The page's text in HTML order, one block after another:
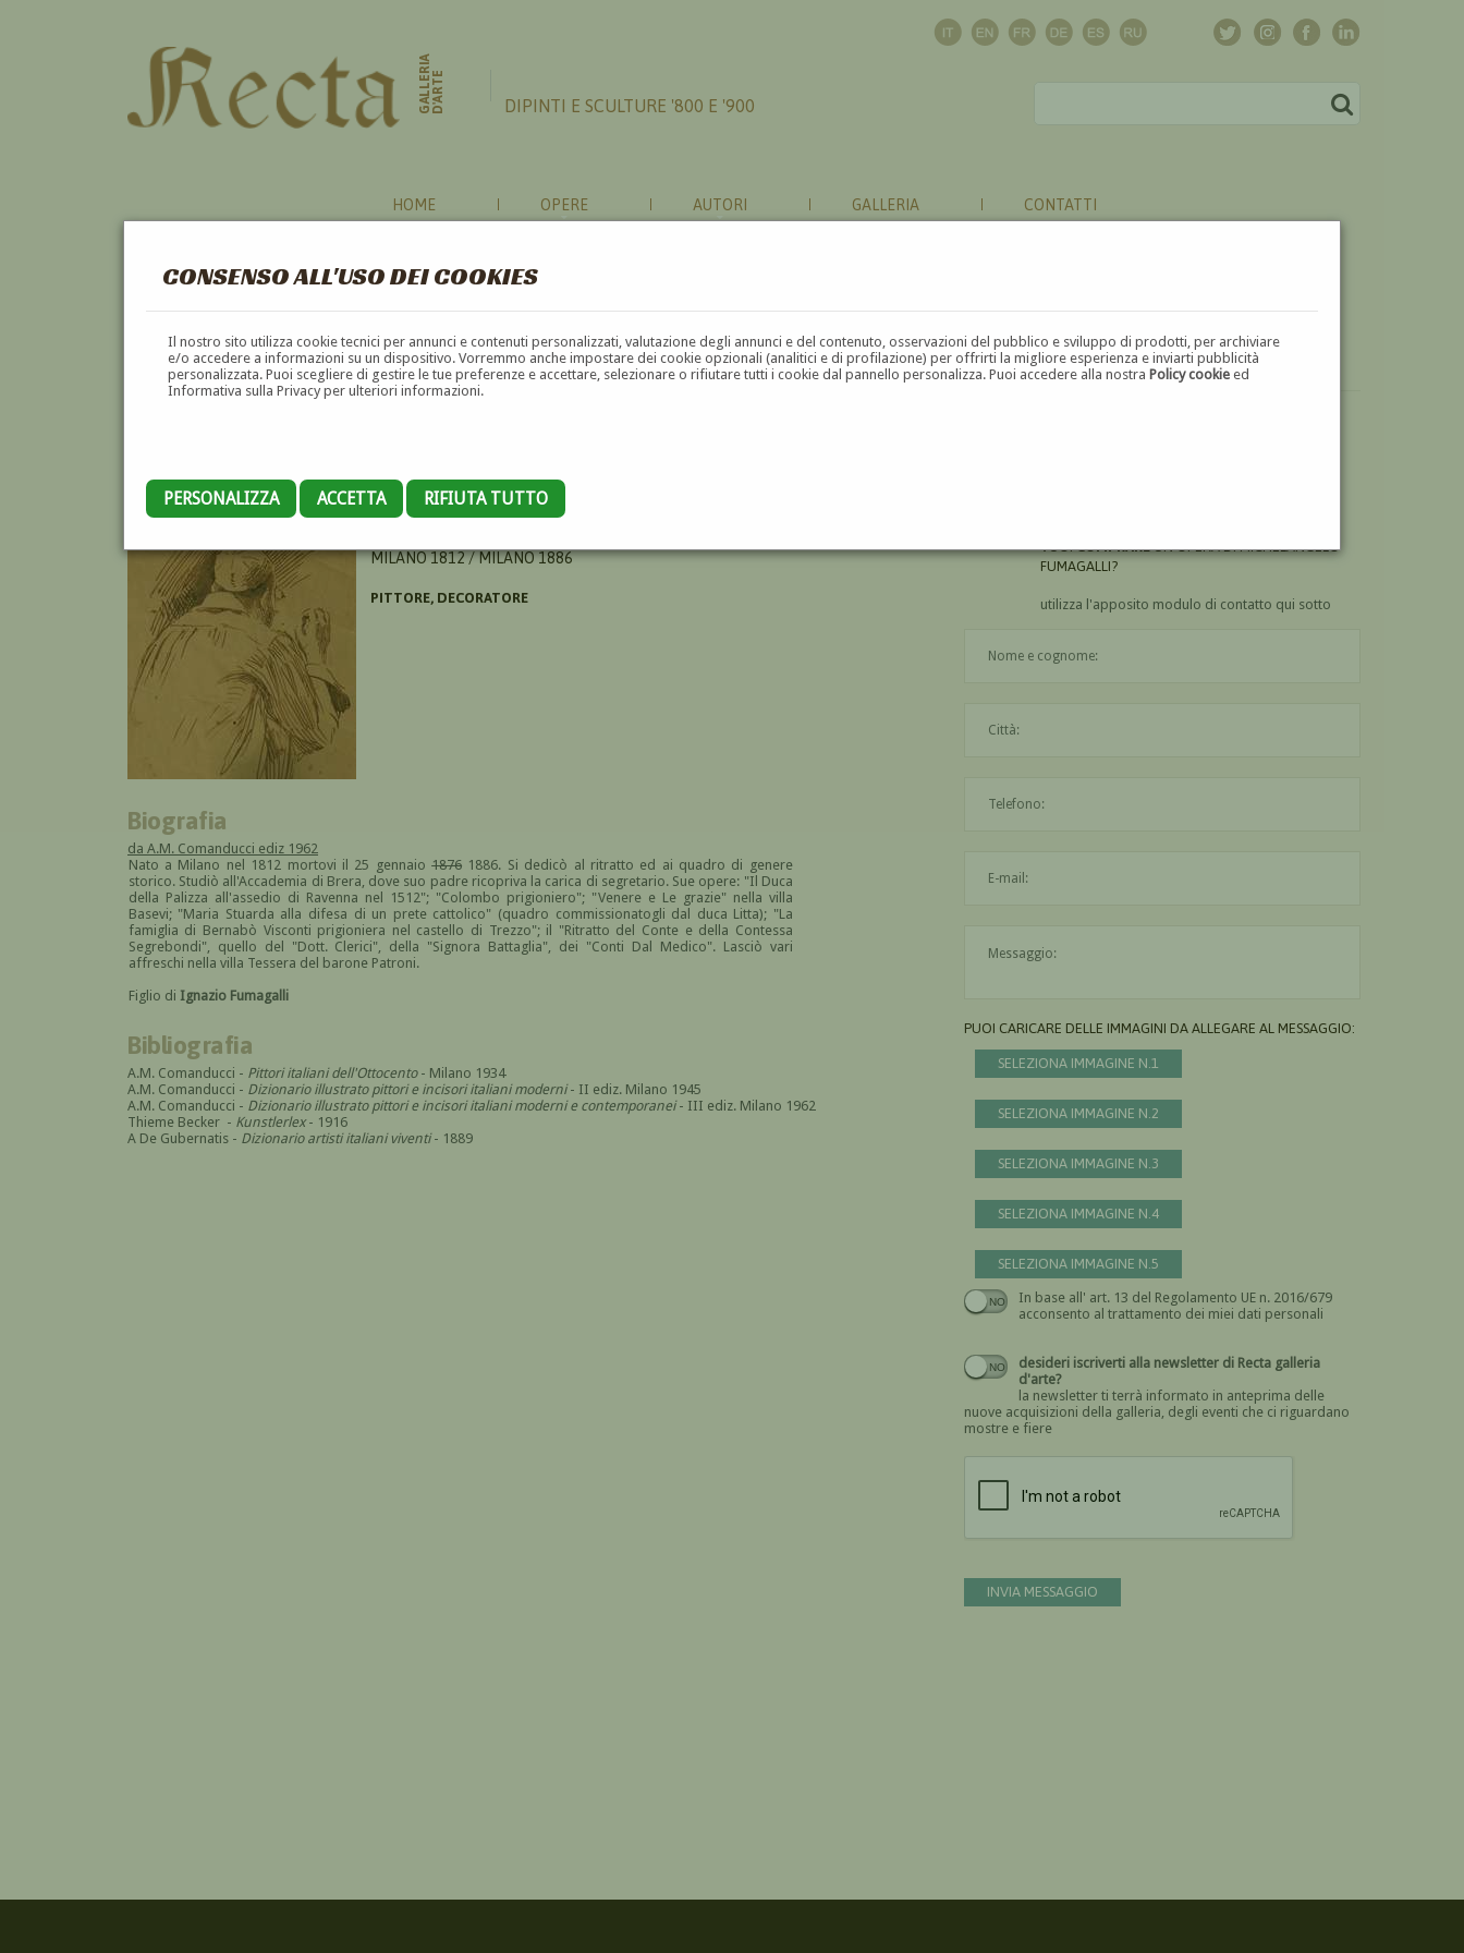
CONSENSO ALL'USO DEI COOKIES
Il nostro sito utilizza cookie tecnici per annunci e contenuti personalizzati, valutazione degli annunci e del contenuto, osservazioni del pubblico e sviluppo di prodotti, per archiviare
e/o accedere a informazioni su un dispositivo. Vorremmo anche impostare dei cookie opzionali (analitici e di profilazione) per offrirti la migliore esperienza e inviarti pubblicità
personalizzata. Puoi scegliere di gestire le tue preferenze e accettare, selezionare o rifiutare tutti i cookie dal pannello personalizza. Puoi accedere alla nostraPolicy cookie ed
Informativa sulla Privacy per ulteriori informazioni.
PERSONALIZZA ACCETTA RIFIUTA TUTTO
GALLERIAD'ARTE DIPINTI E SCULTURE '800 E '900
HOME OPERE AUTORI GALLERIA CONTATTI
MICHELANGELO FUMAGALLI
MILANO 1812 / MILANO 1886
PITTORE, DECORATORE
Biografia
da A.M. Comanducci ediz 1962
Nato a Milano nel 1812 mortovi il 25 gennaio1876 1886. Si dedicò al ritratto ed ai quadro di genere
storico. Studiò all'Accademia di Brera, dove suo padre ricopriva la carica di segretario. Sue opere: "Il Duca
della Palizza all'assedio di Ravenna nel 1512"; "Colombo prigioniero"; "Venere e Le grazie" nella villa
Basevi; "Maria Stuarda alla difesa di un prete cattolico" (quadro commissionatogli dal duca Litta); "La
famiglia di Bernabò Visconti prigioniera nel castello di Trezzo"; il "Ritratto del Conte e della Contessa
Segrebondi", quello del "Dott. Clerici", della "Signora Battaglia", dei "Conti Dal Medico". Lasciò vari
affreschi nella villa Tessera del barone Patroni.
Figlio di Ignazio Fumagalli
Bibliografia
A.M. Comanducci - Pittori italiani dell'Ottocento- Milano 1934
A.M. Comanducci - Dizionario illustrato pittori e incisori italiani moderni- II ediz. Milano 1945
A.M. Comanducci - Dizionario illustrato pittori e incisori italiani moderni e contemporanei- III ediz. Milano 1962
Thieme Becker - Kunstlerlex- 1916
A De Gubernatis - Dizionario artisti italiani viventi- 1889
VUOICOMPRAREUN'OPERA DI MICHELANGELO
FUMAGALLI?
utilizza l'apposito modulo di contatto qui sotto
PUOI CARICARE DELLE IMMAGINI DA ALLEGARE AL MESSAGGIO:
SELEZIONA IMMAGINE N.1
SELEZIONA IMMAGINE N.2
SELEZIONA IMMAGINE N.3
SELEZIONA IMMAGINE N.4
SELEZIONA IMMAGINE N.5
In base all' art. 13 del Regolamento UE n. 2016/679
acconsento al trattamento dei miei dati personali
Devi dare il consenso
desideri iscriverti alla newsletter di Recta galleria
d'arte?
la newsletter ti terrà informato in anteprima delle
nuove acquisizioni della galleria, degli eventi che ci riguardano
mostre e fiere
INVIA MESSAGGIO